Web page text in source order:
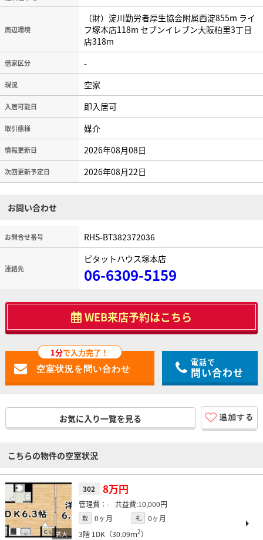
周辺環境
（財）淀川勤労者厚生協会附属西淀855m ライ
フ塚本店118m セブンイレブン大阪柏里3丁目
店318m
借家区分 -
現況 空家
入居可能日 即入居可
取引態様 媒介
情報更新日 2026年08月08日
次回更新予定日 2026年08月22日
お問い合わせ
お問合せ番号 RHS-BT382372036
連絡先
ピタットハウス塚本店
06-6309-5159
WEB来店予約はこちら
1分で入力完了！
電話で
問い合わせ
お気に入り一覧を見る
こちらの物件の空室状況
302 8万円
- 10,000円
敷 0ヶ月 礼
0ヶ月
3階 1DK（30.09ｍ2）